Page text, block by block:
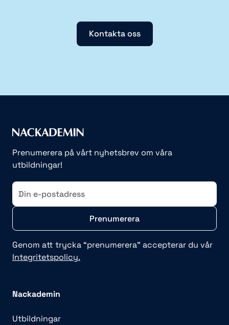
Kontakta oss
Prenumerera på vårt nyhetsbrev om våra
utbildningar!
E-
post
Genom att trycka “prenumerera” accepterar du vår
Integritetspolicy.
Nackademin
Utbildningar